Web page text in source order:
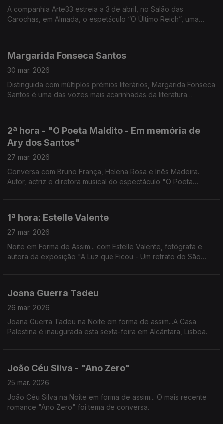
A companhia Arte33 estreia a 3 de abril, no Salão das
Carochas, em Almada, o espetáculo “O Último Reich”, uma
Margarida Fonseca Santos
30 mar. 2026
Distinguida com múltiplos prémios literários, Margarida Fonseca
Santos é uma das vozes mais acarinhadas da literatura
2ª hora - "O Poeta Maldito - Em memória de
Ary dos Santos"
27 mar. 2026
Conversa com Bruno França, Helena Rosa e Inês Madeira.
Autor, actriz e diretora musical do espectáculo "O Poeta
1ª hora: Estelle Valente
27 mar. 2026
Noite em Forma de Assim... com Estelle Valente, fotógrafa e
autora da exposição "A Luz que Ficou - Um retrato do São
Joana Guerra Tadeu
26 mar. 2026
Joana Guerra Tadeu na Noite em forma de assim...A Casa
Palestina é inaugurada esta sexta-feira em Alcântara, Lisboa.
João Céu Silva - "Ano Zero"
25 mar. 2026
João Céu Silva na Noite em forma de assim... O mais recente
romance "Ano Zero" foi tema de conversa.